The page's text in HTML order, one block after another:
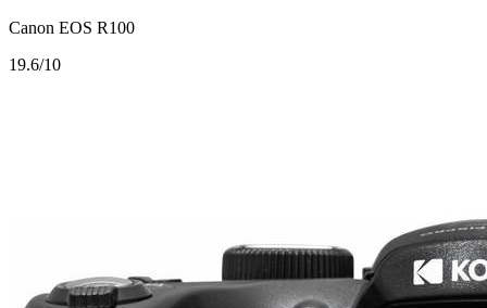
Canon EOS R100
19.6/10